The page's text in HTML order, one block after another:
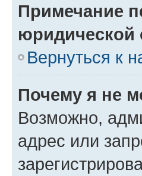
Примечание
юридической
Вернуться к
Почему я не
Возможно,
адрес или